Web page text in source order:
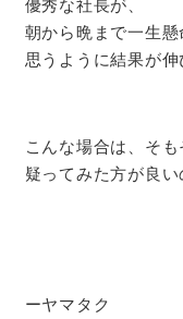
優秀な社長が、
朝から晩まで一生懸
思うように結果が伸
こんな場合は、そ
疑ってみた方が良い
ーヤマタク